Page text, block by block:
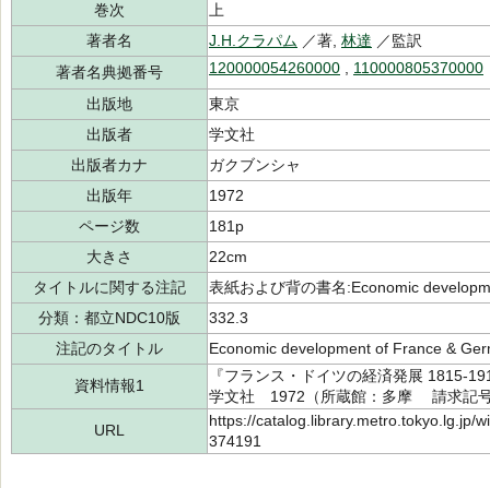
巻次
上
著者名
J.H.クラパム ／著, 林達 ／監訳
著者名典拠番号
120000054260000 110000805370000
出版地
東京
出版者
学文社
出版者カナ
ガクブンシャ
出版年
1972
ページ数
181p
大きさ
22cm
タイトルに関する注記
表紙および背の書名:Economic
分類：都立NDC10版
332.3
注記のタイトル
Economic development of France &
資料情報1
『フランス・ドイツの経済発展
学文社 1972（所蔵館：多摩 請求記
URL
https://catalog.library.metro.tokyo.lg.jp/
374191